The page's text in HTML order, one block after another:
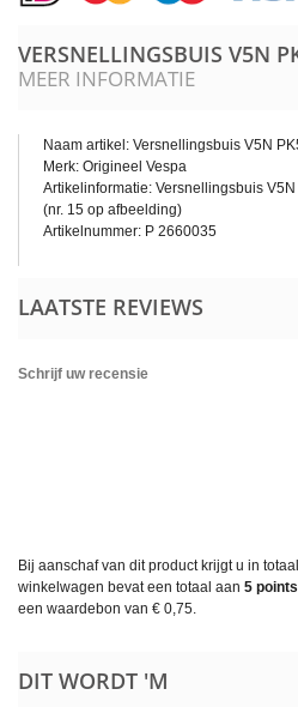
VERSNELLINGSBUIS V5N
MEER INFORMATIE
Naam artikel: Versnellingsbuis V5N
Merk: Origineel Vespa
Artikelinformatie: Versnellingsbuis
(nr. 15 op afbeelding)
Artikelnummer: P 2660035
LAATSTE REVIEWS
Schrijf uw recensie
Bij aanschaf van dit product krijgt u in totaal
winkelwagen bevat een totaal aan 5 points
een waardebon van € 0,75.
DIT WORDT 'M